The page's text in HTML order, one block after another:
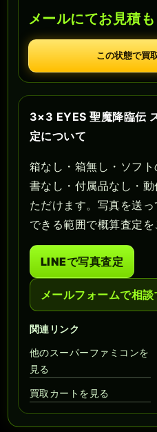
メールにてお見積も
この状態で買
3×3 EYES 聖魔降臨伝
定について
箱なし・箱無し・ソフ
書なし・付属品なし・
ただけます。写真を送
できる範囲で概算査定を
LINEで写真査定
メールフォームで相談
関連リンク
他のスーパーファミコンを
見る
買取カートを見る